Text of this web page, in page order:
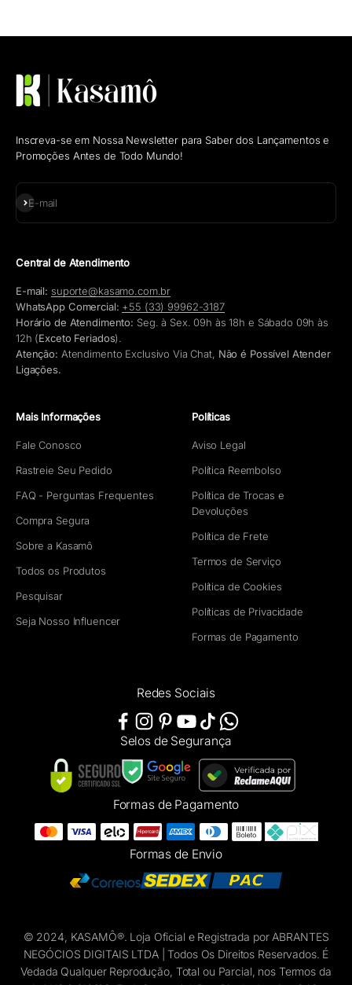
Inscreva-se em Nossa Newsletter para Saber dos Lançamentos e
Promoções Antes de Todo Mundo!
E-mail
Assinar
Central de Atendimento
E-mail: suporte@kasamo.com.br
WhatsApp Comercial: +55 (33) 99962-3187
Horário de Atendimento: Seg. à Sex. 09h às 18h e Sábado 09h às
12h (Exceto Feriados).
Atenção: Atendimento Exclusivo Via Chat, Não é Possível Atender
Ligações.
Mais Informações
Fale Conosco
Rastreie Seu Pedido
FAQ - Perguntas Frequentes
Compra Segura
Sobre a Kasamô
Todos os Produtos
Pesquisar
Seja Nosso Influencer
Políticas
Aviso Legal
Política Reembolso
Política de Trocas e
Devoluções
Política de Frete
Termos de Serviço
Política de Cookies
Políticas de Privacidade
Formas de Pagamento
Redes Sociais
Selos de Segurança
Formas de Pagamento
Formas de Envio
© 2024, KASAMÔ®. Loja Oficial e Registrada por ABRANTES
NEGÓCIOS DIGITAIS LTDA | Todos Os Direitos Reservados. É
Vedada Qualquer Reprodução, Total ou Parcial, nos Termos da